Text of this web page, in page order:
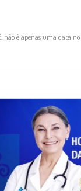
não é apenas uma data